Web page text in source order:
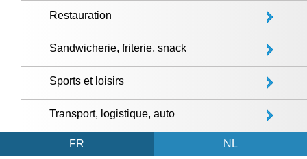
Restauration
Sandwicherie, friterie, snack
Sports et loisirs
Transport, logistique, auto
FR NL